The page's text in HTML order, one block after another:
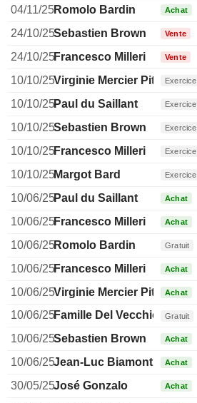
04/11/25Romolo Bardin Achat
24/10/25Sebastien Brown Vente
24/10/25Francesco Milleri Vente
10/10/25Virginie Mercier Pitre Exercice
10/10/25Paul du Saillant Exercice
10/10/25Sebastien Brown Exercice
10/10/25Francesco Milleri Exercice
10/10/25Margot Bard Exercice
10/06/25Paul du Saillant Achat
10/06/25Francesco Milleri Achat
10/06/25Romolo Bardin Gratuit
10/06/25Francesco Milleri Achat
10/06/25Virginie Mercier PitreAchat
10/06/25Famille Del Vecchio Gratuit
10/06/25Sebastien Brown Achat
10/06/25Jean-Luc Biamonti Achat
30/05/25José Gonzalo Achat